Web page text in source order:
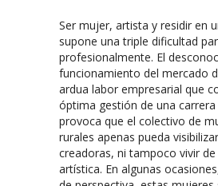
Ser mujer, artista y residir en
supone una triple dificultad
profesionalmente. El
funcionamiento del mercado
ardua labor empresarial que
óptima gestión de una
provoca que el colectivo de
rurales apenas pueda
creadoras, ni tampoco vivir
artística. En algunas